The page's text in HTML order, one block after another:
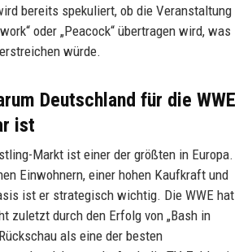
bereits spekuliert, ob die Veranstaltung
oder „Peacock“ übertragen wird, was
würde.
Deutschland für die WWE
ist
Markt ist einer der größten in Europa.
Einwohnern, einer hohen Kaufkraft und
ist er strategisch wichtig. Die WWE hat
zuletzt durch den Erfolg von „Bash in
als eine der besten